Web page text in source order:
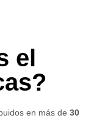
el
en más de 30